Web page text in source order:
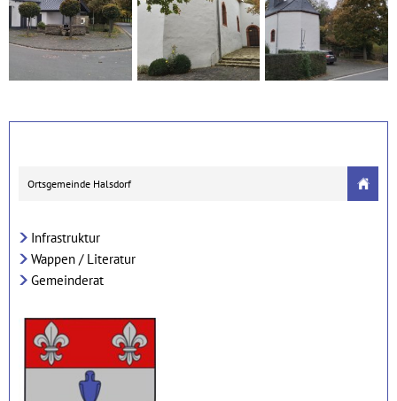
Ortsgemeinde Halsdorf
Infrastruktur
Wappen / Literatur
Gemeinderat